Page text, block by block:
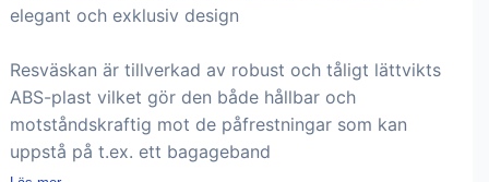
elegant och exklusiv design
Resväskan är tillverkad av robust och tåligt lättvikts
ABS-plast vilket gör den både hållbar och
motståndskraftig mot de påfrestningar som kan
uppstå på t.ex. ett bagageband